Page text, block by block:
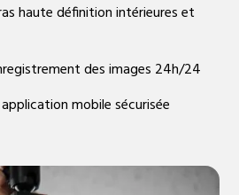
haute définition intérieures et
des images 24h/24
mobile sécurisée